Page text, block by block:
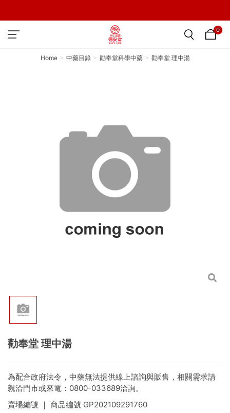
0
Home 中藥目錄 勸奉堂科學中藥 勸奉堂 理中湯
勸奉堂 理中湯
為配合政府法令，中藥無法提供線上諮詢與販售，相關需求請
親洽門市或來電：0800-033689洽詢。
賣場編號 ｜ 商品編號 GP202109291760